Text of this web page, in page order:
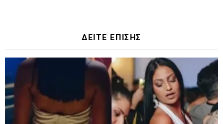
ΔΕΙΤΕ ΕΠΙΣΗΣ